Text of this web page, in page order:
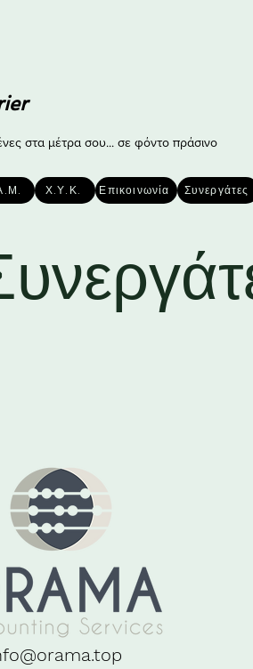
στα μέτρα σου... σε φόντο πράσινο
Χ.Υ.Κ. Επικοινωνία Συνεργάτες